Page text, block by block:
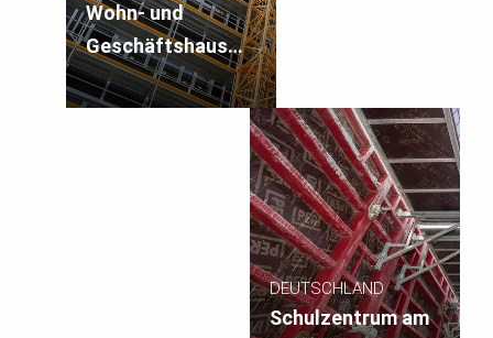
Wohn- und
Geschäftshaus
„Ypsilon“
DEUTSCHLAND
Schulzentrum am